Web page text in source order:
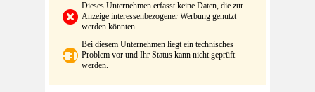
Dieses Unternehmen erfasst keine Daten, die zur
Anzeige interessenbezogener Werbung genutzt
werden könnten.
Bei diesem Unternehmen liegt ein technisches
Problem vor und Ihr Status kann nicht geprüft
werden.